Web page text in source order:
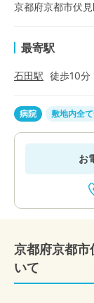
京都府京都市伏
最寄駅
石田駅 徒歩10分
病院 敷地内全
お
京都府京都市
いて